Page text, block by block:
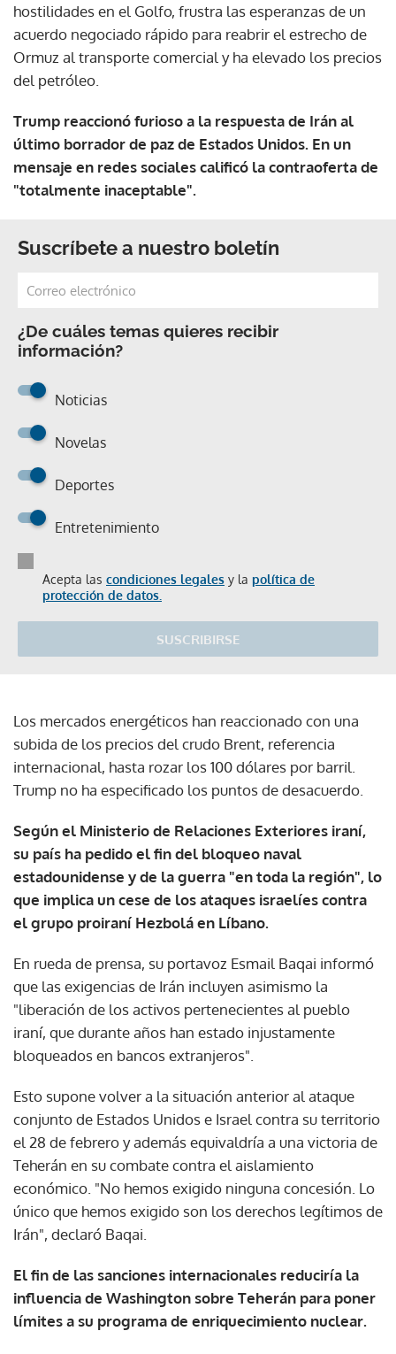
hostilidades en el Golfo, frustra las esperanzas de un
acuerdo negociado rápido para reabrir el estrecho de
Ormuz al transporte comercial y ha elevado los precios
del petróleo.
Trump reaccionó furioso a la respuesta de Irán al
último borrador de paz de Estados Unidos. En un
mensaje en redes sociales calificó la contraoferta de
"totalmente inaceptable".
Suscríbete a nuestro boletín
¿De cuáles temas quieres recibir
información?
Noticias
Novelas
Deportes
Entretenimiento
Acepta las condiciones legales y la política de
protección de datos.
SUSCRIBIRSE
Los mercados energéticos han reaccionado con una
subida de los precios del crudo Brent, referencia
internacional, hasta rozar los 100 dólares por barril.
Trump no ha especificado los puntos de desacuerdo.
Según el Ministerio de Relaciones Exteriores iraní,
su país ha pedido el fin del bloqueo naval
estadounidense y de la guerra "en toda la región", lo
que implica un cese de los ataques israelíes contra
el grupo proiraní Hezbolá en Líbano.
En rueda de prensa, su portavoz Esmail Baqai informó
que las exigencias de Irán incluyen asimismo la
"liberación de los activos pertenecientes al pueblo
iraní, que durante años han estado injustamente
bloqueados en bancos extranjeros".
Esto supone volver a la situación anterior al ataque
conjunto de Estados Unidos e Israel contra su territorio
el 28 de febrero y además equivaldría a una victoria de
Teherán en su combate contra el aislamiento
económico. "No hemos exigido ninguna concesión. Lo
único que hemos exigido son los derechos legítimos de
Irán", declaró Baqai.
El fin de las sanciones internacionales reduciría la
influencia de Washington sobre Teherán para poner
límites a su programa de enriquecimiento nuclear.